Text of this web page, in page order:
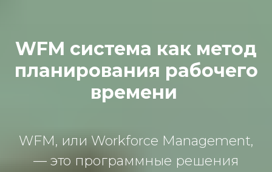
WFM система как метод
планирования рабочего
времени
WFM, или Workforce Management,
— это программные решения